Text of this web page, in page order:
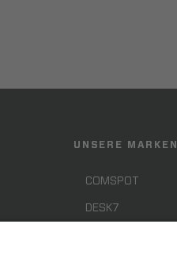
UNSERE MARKEN
COMSPOT
DESK7